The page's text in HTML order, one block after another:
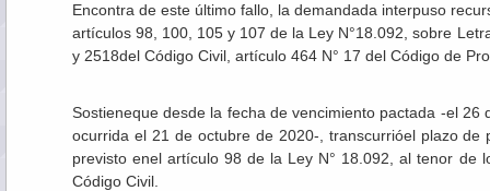
Encontra de este último fallo, la demandada interpuso
artículos 98, 100, 105 y 107 de la Ley N°18.092, sobre
y 2518del Código Civil, artículo 464 N° 17 del Código de
Sostieneque desde la fecha de vencimiento pactada -el
ocurrida el 21 de octubre de 2020-, transcurrióel plazo
previsto enel artículo 98 de la Ley N° 18.092, al tenor de
Código Civil.